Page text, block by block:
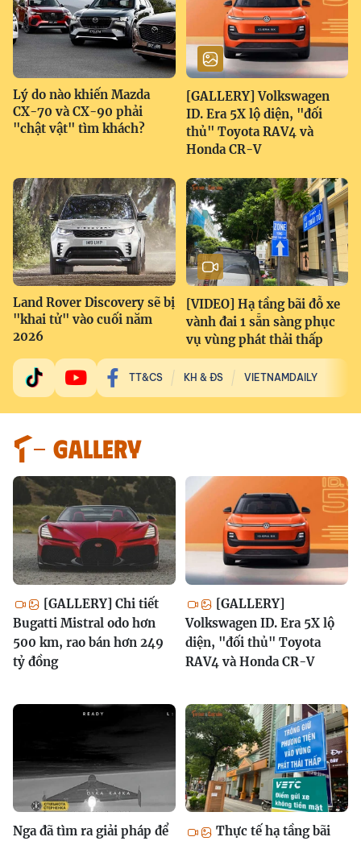
Lý do nào khiến Mazda
CX-70 và CX-90 phải
"chật vật" tìm khách?
[GALLERY] Volkswagen
ID. Era 5X lộ diện, "đối
thủ" Toyota RAV4 và
Honda CR-V
Land Rover Discovery sẽ bị
"khai tử" vào cuối năm
2026
[VIDEO] Hạ tầng bãi đỗ xe
vành đai 1 sẵn sàng phục
vụ vùng phát thải thấp
TT&CS KH & ĐS VIETNAMDAILY
GALLERY
[GALLERY] Chi tiết
Bugatti Mistral odo hơn
500 km, rao bán hơn 249
tỷ đồng
[GALLERY]
Volkswagen ID. Era 5X lộ
diện, "đối thủ" Toyota
RAV4 và Honda CR-V
Nga đã tìm ra giải pháp để
Thực tế hạ tầng bãi